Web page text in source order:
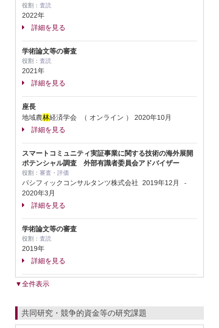
役割： 査読
2022年
詳細を見る
学術論文等の審査
役割： 査読
2021年
詳細を見る
座長
地域農林経済学会 （ オンライン ） 2020年10月
詳細を見る
スマートコミュニティ実証事業に関する技術の海外展開
ポテンシャル調査 外部有識者委員会アドバイザー
役割： 審査・評価
パシフィックコンサルタンツ株式会社 2019年12月 -
2020年3月
詳細を見る
学術論文等の審査
役割： 査読
2019年
詳細を見る
▼全件表示
共同研究・競争的資金等の研究課題